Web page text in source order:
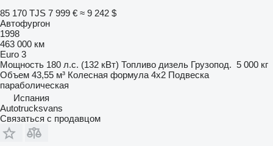
85 170 TJS 7 999 € ≈ 9 242 $
Автофургон
1998
463 000 км
Euro 3
Мощность 180 л.с. (132 кВт) Топливо дизель Грузопод. 5 000 кг
Объем 43,55 м³ Колесная формула 4x2 Подвеска
параболическая
Испания
Autotrucksvans
Связаться с продавцом